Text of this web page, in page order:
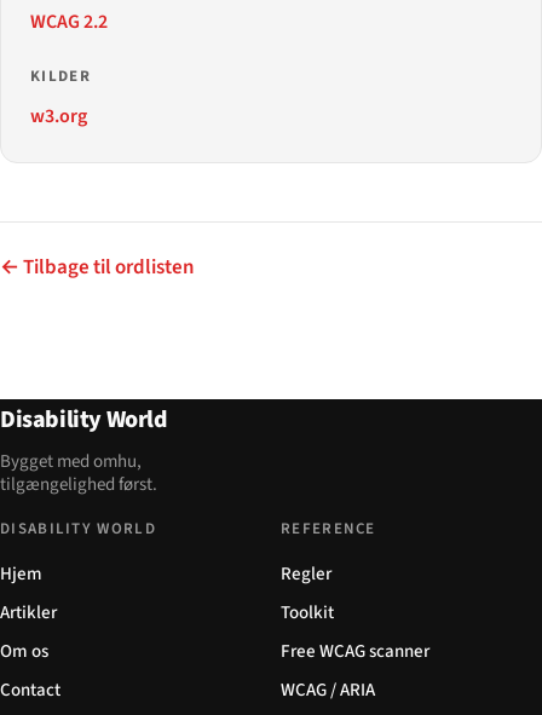
WCAG 2.2
KILDER
w3.org
← Tilbage til ordlisten
Disability World
Bygget med omhu,
tilgængelighed først.
DISABILITY WORLD
Hjem
Artikler
Om os
Contact
REFERENCE
Regler
Toolkit
Free WCAG scanner
WCAG / ARIA